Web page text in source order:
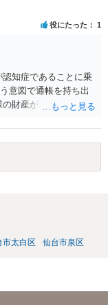
から経済的に支えて
の日常生活における
限り客観的な資料を
裁判上，分担すべき
で，他の扶養義務者
過剰な部分について
の他挙げていただい
定める上で考慮され
役にたった 1
知症であることに乗
意図で通帳を持ち出
財産が逸出するのを
カードを発行しても
弟さんが使えないよ
立をして通帳を後見
す。 この点について
市太白区 仙台市泉区